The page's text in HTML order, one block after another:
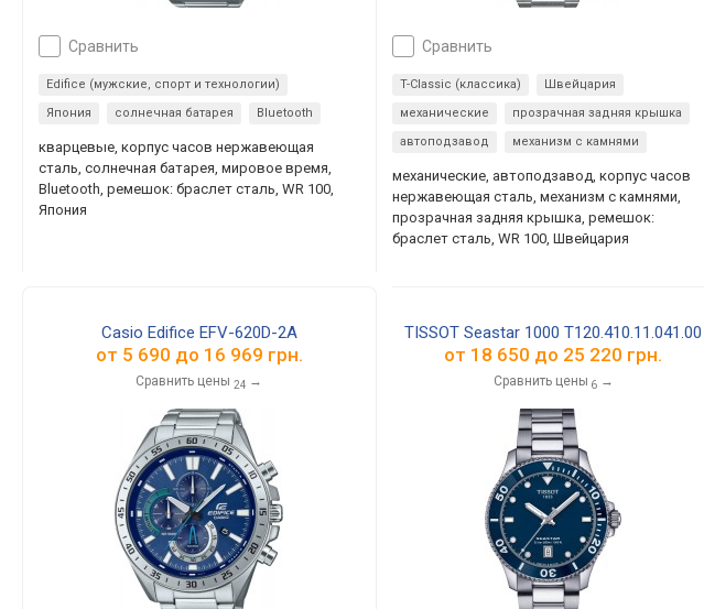
сравнить
Edifice (мужские, спорт и технологии)
Япония
солнечная батарея Bluetooth
кварцевые, корпус часов нержавеющая
сталь, солнечная батарея, мировое время,
Bluetooth, ремешок: браслет сталь, WR 100,
Япония
сравнить
T-Classic (классика)
Швейцария
механические
прозрачная задняя крышка
автоподзавод
механизм с камнями
механические, автоподзавод, корпус часов
нержавеющая сталь, механизм с камнями,
прозрачная задняя крышка, ремешок:
браслет сталь, WR 100, Швейцария
Casio Edifice EFV-620D-2A
от 5 690 до 16 969 грн.
Сравнить цены 24 →
TISSOT Seastar 1000 T120.410.11.041.00
от 18 650 до 25 220 грн.
Сравнить цены 6 →